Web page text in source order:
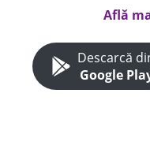
Află
Descarcă
Google